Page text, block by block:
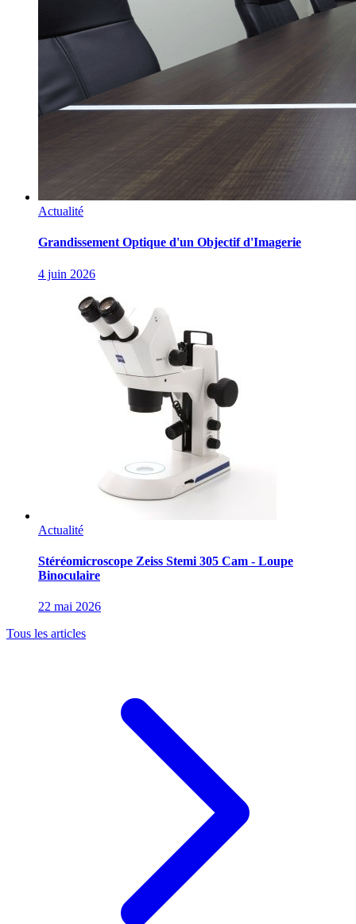
Actualité
Grandissement Optique d'un Objectif d'Imagerie
4 juin 2026
Actualité
Stéréomicroscope Zeiss Stemi 305 Cam - Loupe
Binoculaire
22 mai 2026
Tous les articles